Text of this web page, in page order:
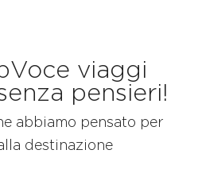
viaggi
pensieri!
abbiamo pensato per
destinazione